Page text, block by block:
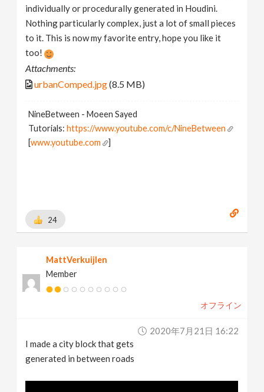
individually or procedurally generated in Houdini.
Nothing particularly complex, just a lot of small pieces
to it. This is now my favorite entry, hope you like it
too!
Attachments:
urbanComped.jpg(8.5 MB)
NineBetween - Moeen Sayed
Tutorials: https://www.youtube.com/c/NineBetween
[www.youtube.com
24
MattVerkuijlen
Member
オフライン
2020年7月21日 16:22
I made a city block that gets
generated in between roads